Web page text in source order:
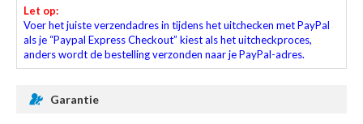
Let op:
Voer het juiste verzendadres in tijdens het uitchecken met PayPal
als je “Paypal Express Checkout” kiest als het uitcheckproces,
anders wordt de bestelling verzonden naar je PayPal-adres.
Garantie